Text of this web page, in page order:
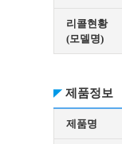
리콜현황
(모델명)
제품정보
제품명